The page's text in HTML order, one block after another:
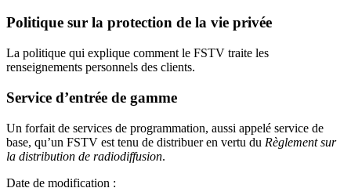
Politique sur la protection de la vie privée
La politique qui explique comment le FSTV traite les
renseignements personnels des clients.
Service d’entrée de gamme
Un forfait de services de programmation, aussi appelé service de
base, qu’un FSTV est tenu de distribuer en vertu du Règlement sur
la distribution de radiodiffusion.
Date de modification :